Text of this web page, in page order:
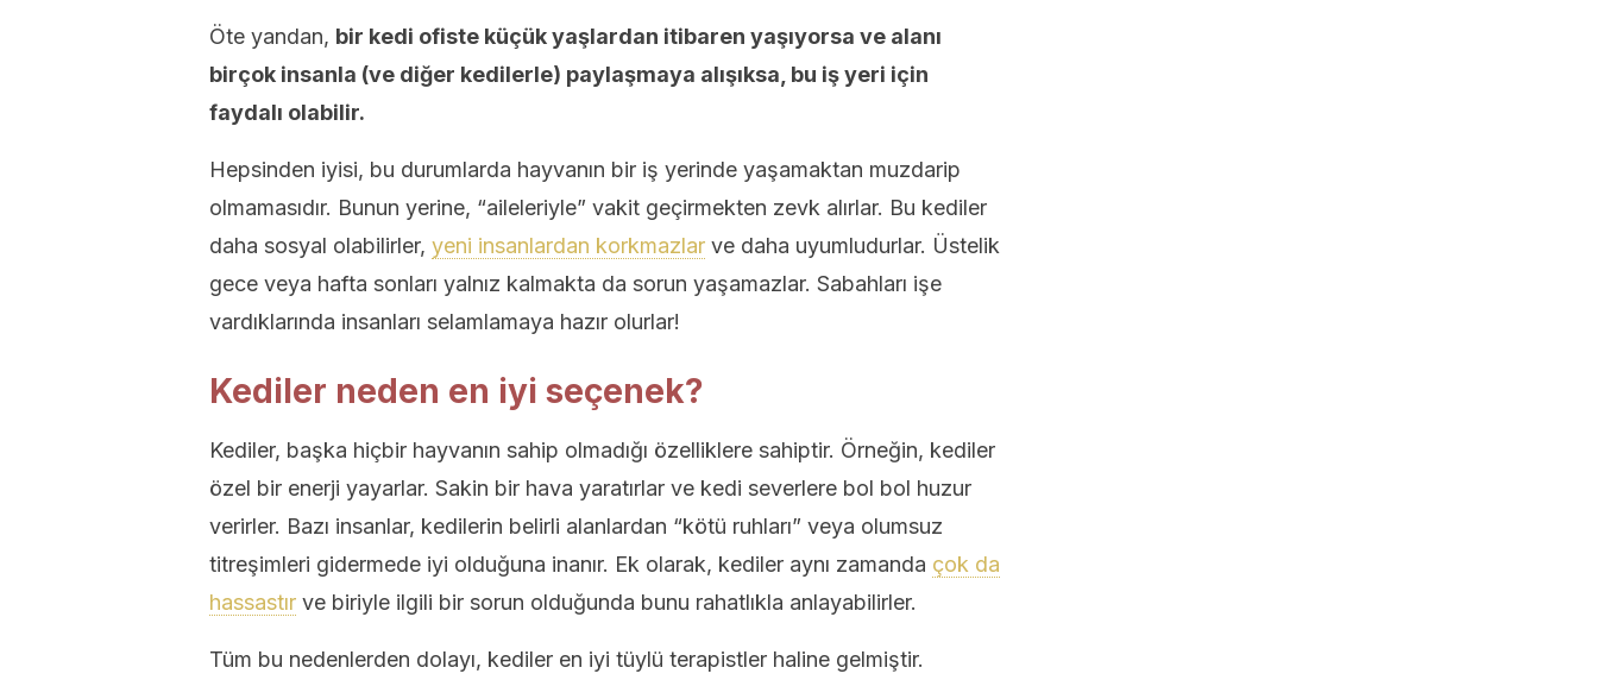
Öte yandan, bir kedi ofiste küçük yaşlardan itibaren yaşıyorsa ve alanı
birçok insanla (ve diğer kedilerle) paylaşmaya alışıksa, bu iş yeri için
faydalı olabilir.
Hepsinden iyisi, bu durumlarda hayvanın bir iş yerinde yaşamaktan muzdarip
olmamasıdır. Bunun yerine, “aileleriyle” vakit geçirmekten zevk alırlar. Bu kediler
daha sosyal olabilirler, yeni insanlardan korkmazlar ve daha uyumludurlar. Üstelik
gece veya hafta sonları yalnız kalmakta da sorun yaşamazlar. Sabahları işe
vardıklarında insanları selamlamaya hazır olurlar!
Kediler neden en iyi seçenek?
Kediler, başka hiçbir hayvanın sahip olmadığı özelliklere sahiptir. Örneğin, kediler
özel bir enerji yayarlar. Sakin bir hava yaratırlar ve kedi severlere bol bol huzur
verirler. Bazı insanlar, kedilerin belirli alanlardan “kötü ruhları” veya olumsuz
titreşimleri gidermede iyi olduğuna inanır. Ek olarak, kediler aynı zamanda çok da
hassastır ve biriyle ilgili bir sorun olduğunda bunu rahatlıkla anlayabilirler.
Tüm bu nedenlerden dolayı, kediler en iyi tüylü terapistler haline gelmiştir.